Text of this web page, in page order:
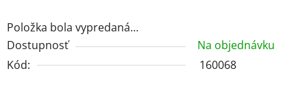
Položka bola vypredaná…
Dostupnosť
Na objednávku
Kód:
160068